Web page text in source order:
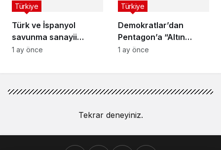
Türk ve İspanyol
savunma sanayii
güçlerini birleştiriyor
Türkiye
1 ay önce
Demokratlar’dan
Pentagon’a “Altın
Kubbe” sorgusu
Türkiye
1 ay önce
Tekrar deneyiniz.